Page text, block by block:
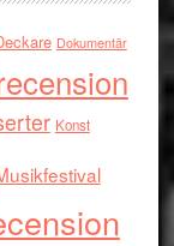
Dokumentär
Konst